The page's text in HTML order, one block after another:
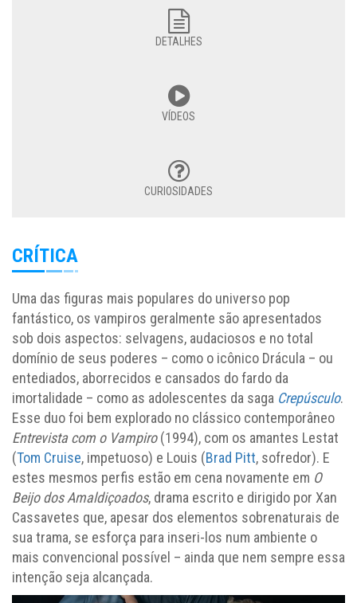
DETALHES
VÍDEOS
CURIOSIDADES
CRÍTICA
Uma das figuras mais populares do universo pop
fantástico, os vampiros geralmente são apresentados
sob dois aspectos: selvagens, audaciosos e no total
domínio de seus poderes – como o icônico Drácula – ou
entediados, aborrecidos e cansados do fardo da
imortalidade – como as adolescentes da saga Crepúsculo.
Esse duo foi bem explorado no clássico contemporâneo
Entrevista com o Vampiro(1994), com os amantes Lestat
(Tom Cruise, impetuoso) e Louis (Brad Pitt, sofredor). E
estes mesmos perfis estão em cena novamente em O
Beijo dos Amaldiçoados, drama escrito e dirigido por Xan
Cassavetes que, apesar dos elementos sobrenaturais de
sua trama, se esforça para inseri-los num ambiente o
mais convencional possível – ainda que nem sempre essa
intenção seja alcançada.